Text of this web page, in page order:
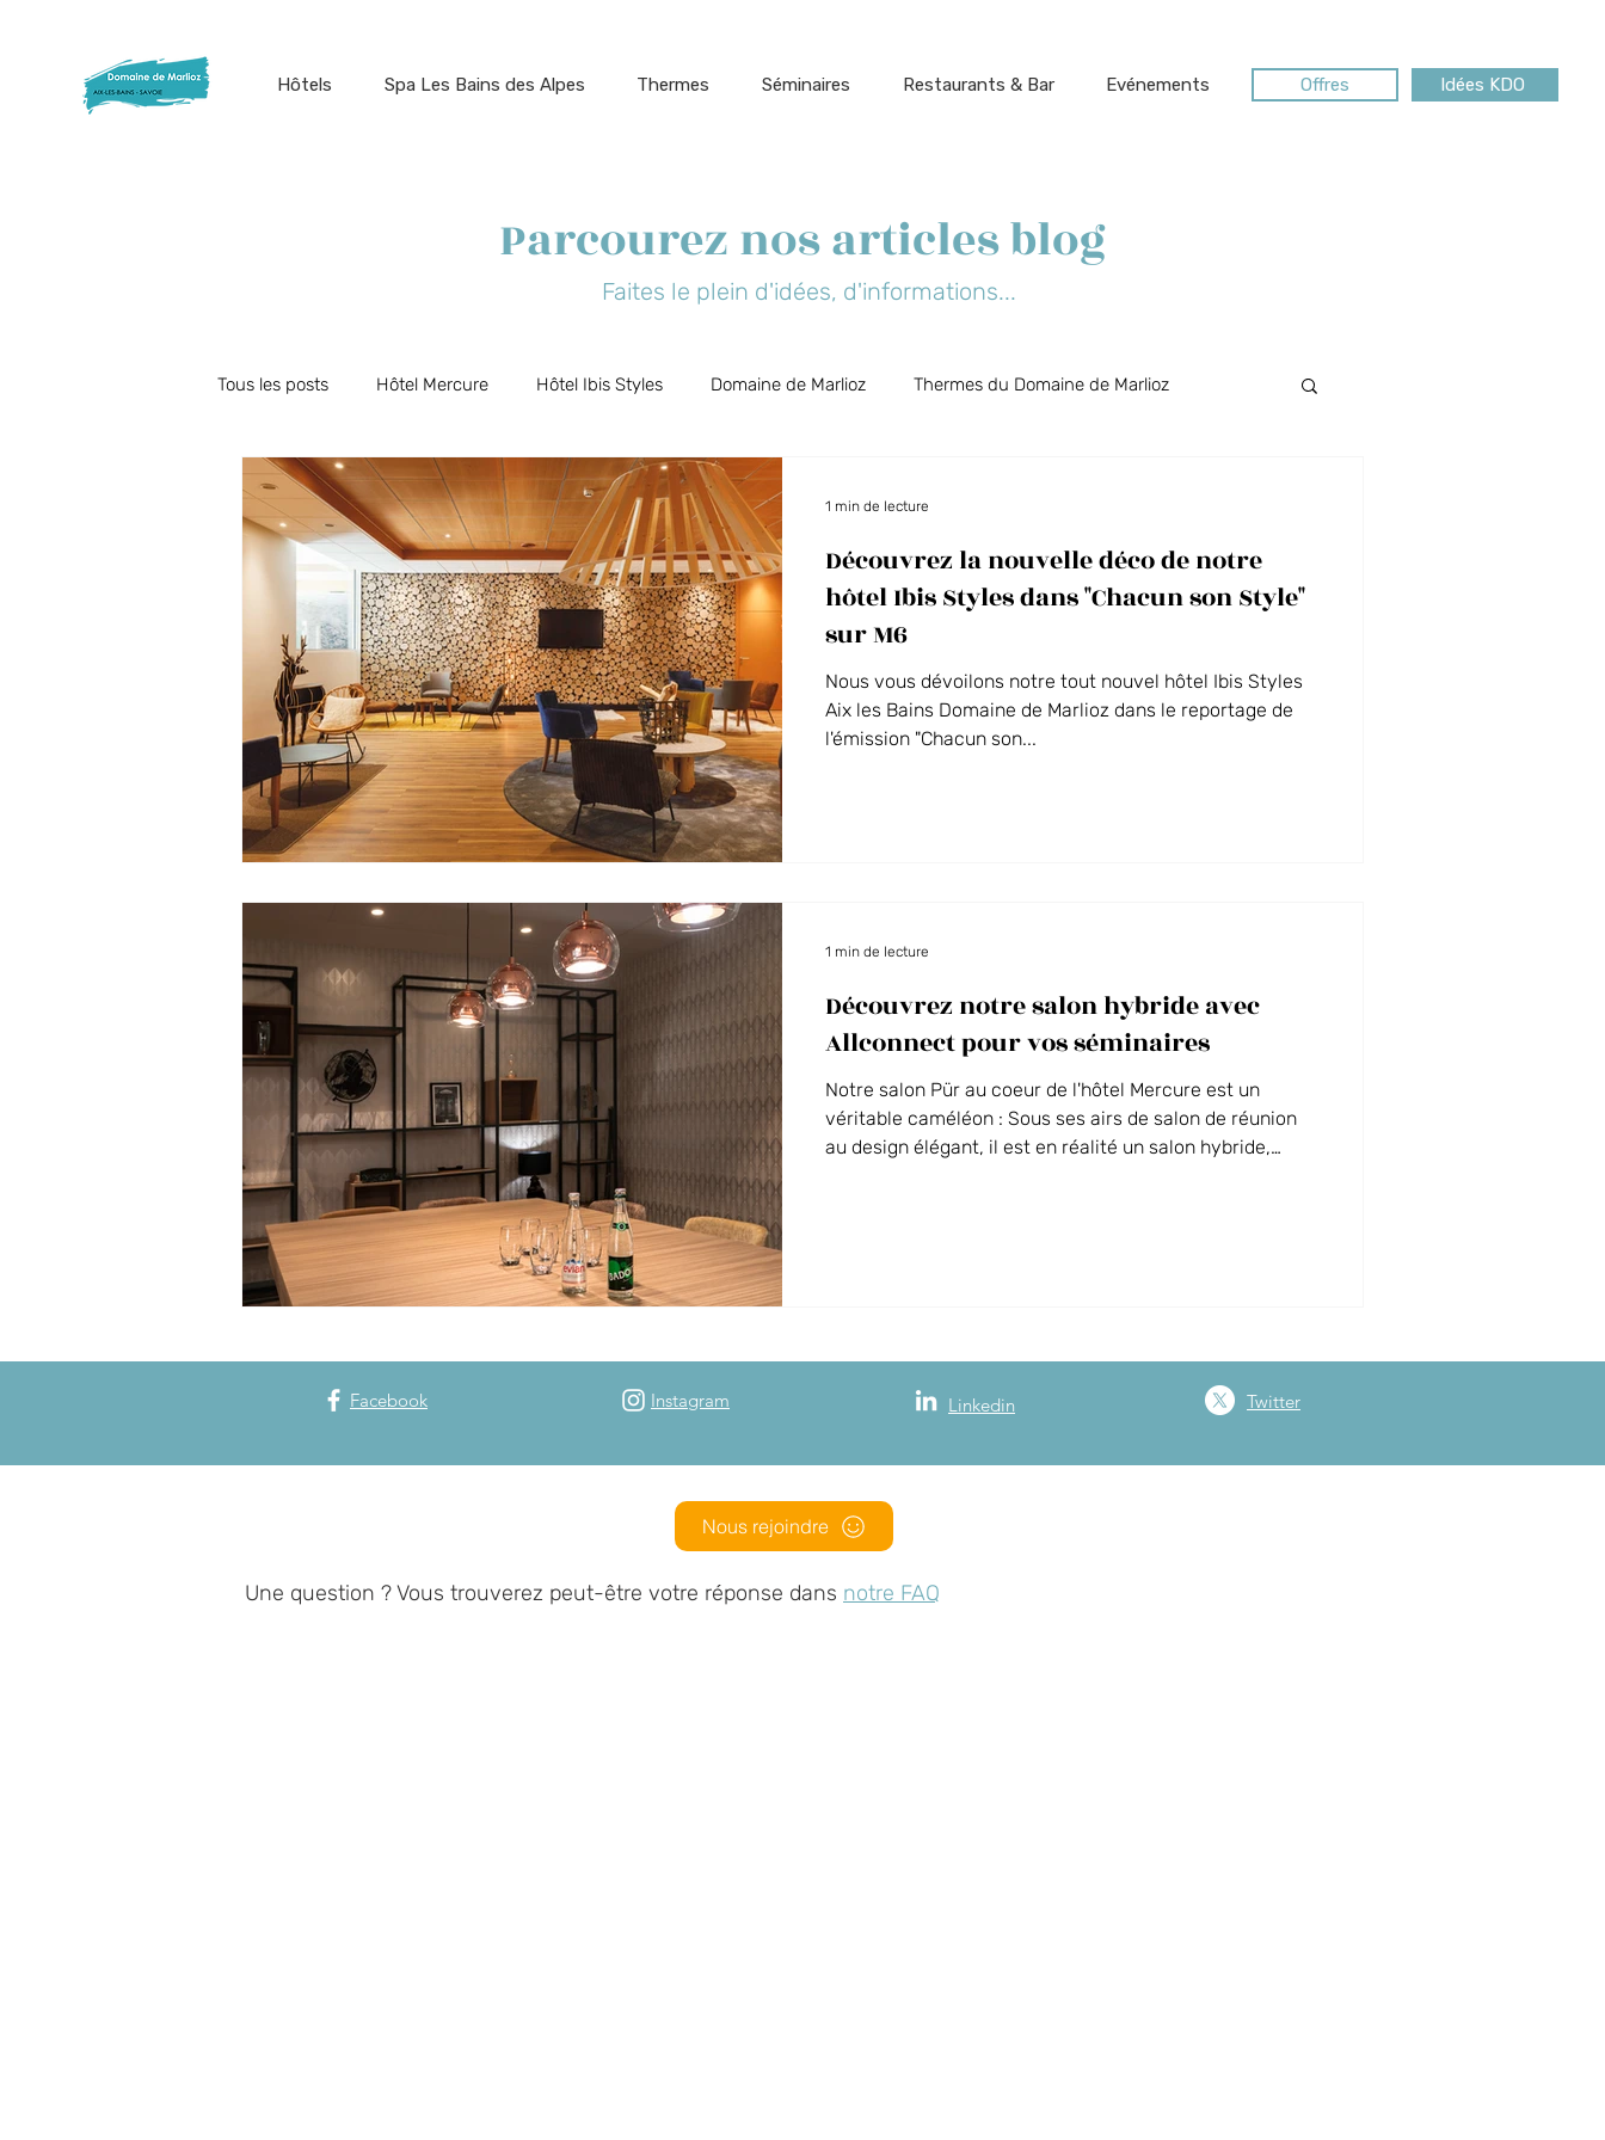
Hôtels Spa Les Bains des Alpes Thermes Séminaires Restaurants & Bar Evénements Offres Idées KDO
Parcourez nos articles blog
Faites le plein d'idées, d'informations...
Tous les posts Hôtel Mercure Hôtel Ibis Styles Domaine de Marlioz Thermes du Domaine de Marlioz
Offres du moment Restaurant Biõz Bar Restaurant Flõ
Collaborateurs Spa Nuxe Vos événements au Domaine La Guinguette du Séquoia MICE
Parc en Fêtes Spa Les Bains des Alpes
Découvrez la nouvelle déco de notre
hôtel Ibis Styles dans "Chacun son Style"
sur M6
Nous vous dévoilons notre tout nouvel hôtel Ibis Styles
Aix les Bains Domaine de Marlioz dans le reportage de
l'émission "Chacun son...
1 min de lecture
Découvrez notre salon hybride avec
Allconnect pour vos séminaires
Notre salon Pür au coeur de l'hôtel Mercure est un
véritable caméléon : Sous ses airs de salon de réunion
au design élégant, il est en réalité un salon hybride,
1 min de lecture
Facebook Instagram Linkedin Twitter
Nous rejoindre
Une question ? Vous trouverez peut-être votre réponse dans notre FAQ